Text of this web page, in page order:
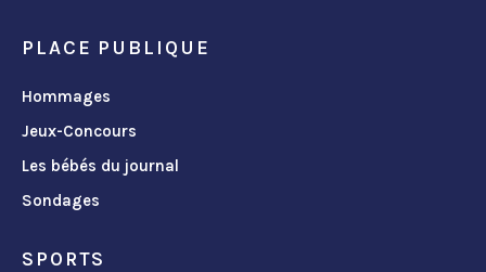
PLACE PUBLIQUE
Hommages
Jeux-Concours
Les bébés du journal
Sondages
SPORTS